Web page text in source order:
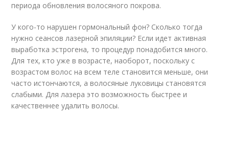
периода обновления волосяного покрова.
У кого-то нарушен гормональный фон? Сколько тогда
нужно сеансов лазерной эпиляции? Если идет активная
выработка эстрогена, то процедур понадобится много.
Для тех, кто уже в возрасте, наоборот, поскольку с
возрастом волос на всем теле становится меньше, они
часто истончаются, а волосяные луковицы становятся
слабыми. Для лазера это возможность быстрее и
качественнее удалить волосы.